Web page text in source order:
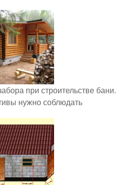
при строительстве бани.
нужно соблюдать